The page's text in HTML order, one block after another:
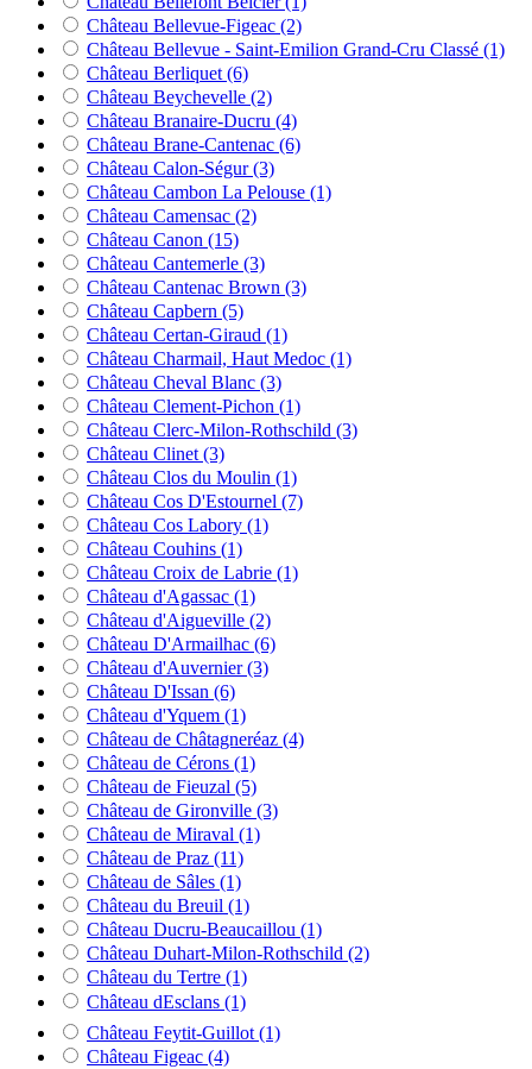
Château Bellevue-Figeac (2)
Château Bellevue - Saint-Emilion Grand-Cru Classé (1)
Château Berliquet (6)
Château Beychevelle (2)
Château Branaire-Ducru (4)
Château Brane-Cantenac (6)
Château Calon-Ségur(3)
Château Cambon La Pelouse (1)
Château Camensac (2)
Château Canon (15)
Château Cantemerle (3)
Château Cantenac Brown (3)
Château Capbern (5)
Château Certan-Giraud (1)
Château Charmail, Haut Medoc (1)
Château Cheval Blanc (3)
Château Clement-Pichon (1)
Château Clerc-Milon-Rothschild (3)
Château Clinet (3)
Château Clos du Moulin (1)
Château Cos D'Estournel (7)
Château Cos Labory (1)
Château Couhins (1)
Château Croix de Labrie (1)
Château d'Agassac (1)
Château d'Aigueville (2)
Château D'Armailhac (6)
Château d'Auvernier(3)
Château D'Issan (6)
Château d'Yquem (1)
Château de Châtagneréaz (4)
Château de Cérons (1)
Château de Fieuzal (5)
Château de Gironville (3)
Château de Miraval (1)
Château de Praz (11)
Château de Sâles (1)
Château du Breuil (1)
Château Ducru-Beaucaillou (1)
Château Duhart-Milon-Rothschild (2)
Château du Tertre (1)
Château dEsclans (1)
Château Feytit-Guillot (1)
Château Figeac (4)